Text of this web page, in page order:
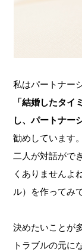
私はパートナー
「結婚したタ
し、パートナー
勧めしています
二人が対話がで
くありませんよ
ル）を作ってみ
決めたいことが
トラブルの元に